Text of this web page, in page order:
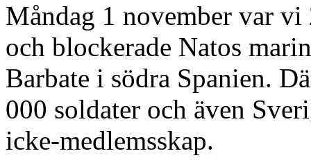
Måndag 1 november var
och blockerade Natos
Barbate i södra Spanien.
000 soldater och även
icke-medlemsskap.